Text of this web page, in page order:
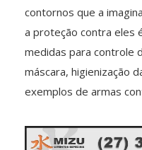
contornos que a
a proteção contra eles
medidas para controle
máscara, higienização
exemplos de armas